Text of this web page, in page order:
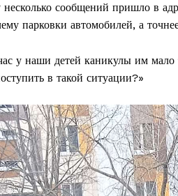
несколько сообщений пришло в
парковки автомобилей, а
у наши детей каникулы им мало
в такой ситуации?»